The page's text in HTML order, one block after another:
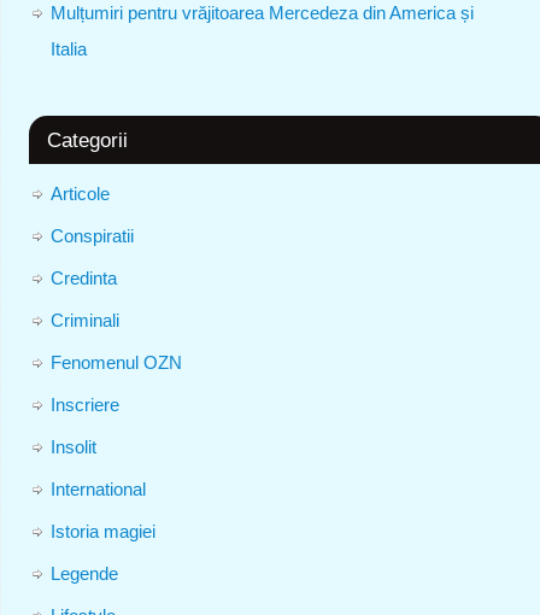
Mulțumiri pentru vrăjitoarea Mercedeza din America și
Italia
Categorii
Articole
Conspiratii
Credinta
Criminali
Fenomenul OZN
Inscriere
Insolit
International
Istoria magiei
Legende